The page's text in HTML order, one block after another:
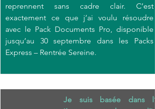
reprennent sans cadre clair. C’est
exactement ce que j’ai voulu résoudre
avec le Pack Documents Pro, disponible
jusqu’au 30 septembre dans les Packs
Express – Rentrée Sereine.
Je suis basée dans